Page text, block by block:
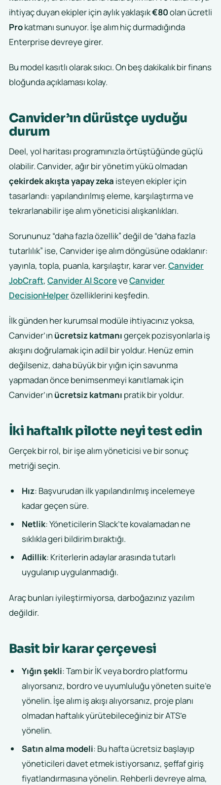
ihtiyaç duyan ekipler için aylık yaklaşık€80olan ücretli
Prokatmanı sunuyor. İşe alım hiç durmadığında
Enterprise devreye girer.
Bu model kasıtlı olarak sıkıcı. On beş dakikalık bir finans
bloğunda açıklaması kolay.
Canvider’ın dürüstçe uyduğu
durum
Deel, yol haritası programınızla örtüştüğünde güçlü
olabilir. Canvider, ağır bir yönetim yükü olmadan
çekirdek akışta yapay zeka isteyen ekipler için
tasarlandı: yapılandırılmış eleme, karşılaştırma ve
tekrarlanabilir işe alım yöneticisi alışkanlıkları.
Sorununuz “daha fazla özellik” değil de “daha fazla
tutarlılık” ise, Canvider işe alım döngüsüne odaklanır:
yayınla, topla, puanla, karşılaştır, karar ver.Canvider
JobCraft, Canvider AI ScoreveCanvider
DecisionHelperözelliklerini keşfedin.
İlk günden her kurumsal modüle ihtiyacınız yoksa,
Canvider’ın ücretsiz katmanıgerçek pozisyonlarla iş
akışını doğrulamak için adil bir yoldur. Henüz emin
değilseniz, daha büyük bir yığın için savunma
yapmadan önce benimsenmeyi kanıtlamak için
Canvider’ın ücretsiz katmanı pratik bir yoldur.
İki haftalık pilotte neyi test edin
Gerçek bir rol, bir işe alım yöneticisi ve bir sonuç
metriği seçin.
Hız: Başvurudan ilk yapılandırılmış incelemeye
kadar geçen süre.
Netlik: Yöneticilerin Slack’te kovalamadan ne
sıklıkla geri bildirim bıraktığı.
Adillik: Kriterlerin adaylar arasında tutarlı
uygulanıp uygulanmadığı.
Araç bunları iyileştirmiyorsa, darboğazınız yazılım
değildir.
Basit bir karar çerçevesi
Yığın şekli: Tam bir İK veya bordro platformu
alıyorsanız, bordro ve uyumluluğu yöneten suite’e
yönelin. İşe alım iş akışı alıyorsanız, proje planı
olmadan haftalık yürütebileceğiniz bir ATS’e
yönelin.
Satın alma modeli: Bu hafta ücretsiz başlayıp
yöneticileri davet etmek istiyorsanız, şeffaf giriş
fiyatlandırmasına yönelin. Rehberli devreye alma,